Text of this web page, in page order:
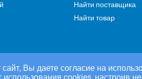
сайт, Вы даете согласие на
cookies, настроив
Найти поставщика
Найти товар